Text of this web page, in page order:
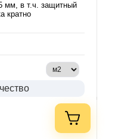
мм, в т.ч. защитный
кратно